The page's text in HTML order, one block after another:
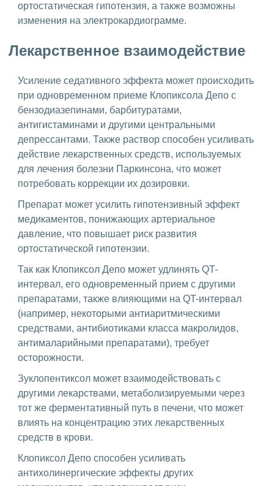
ортостатическая гипотензия, а также возможны
изменения на электрокардиограмме.
Лекарственное взаимодействие
Усиление седативного эффекта может происходить
при одновременном приеме Клопиксола Депо с
бензодиазепинами, барбитуратами,
антигистаминами и другими центральными
депрессантами. Также раствор способен усиливать
действие лекарственных средств, используемых
для лечения болезни Паркинсона, что может
потребовать коррекции их дозировки.
Препарат может усилить гипотензивный эффект
медикаментов, понижающих артериальное
давление, что повышает риск развития
ортостатической гипотензии.
Так как Клопиксол Депо может удлинять QT-
интервал, его одновременный прием с другими
препаратами, также влияющими на QT-интервал
(например, некоторыми антиаритмическими
средствами, антибиотиками класса макролидов,
антималарийными препаратами), требует
осторожности.
Зуклопентиксол может взаимодействовать с
другими лекарствами, метаболизируемыми через
тот же ферментативный путь в печени, что может
влиять на концентрацию этих лекарственных
средств в крови.
Клопиксол Депо способен усиливать
антихолинергические эффекты других